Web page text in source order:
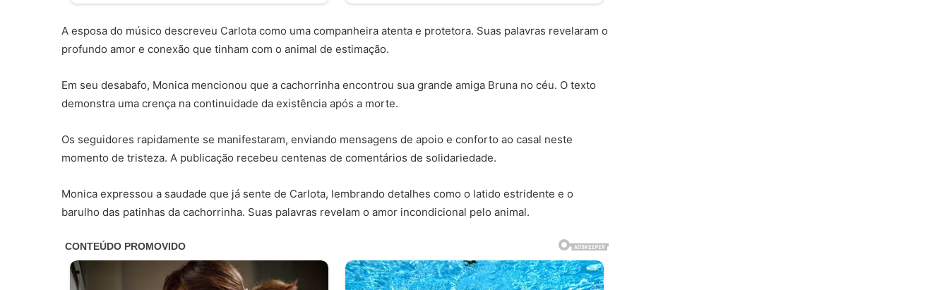
A esposa do músico descreveu Carlota como uma companheira atenta e protetora. Suas palavras revelaram o
profundo amor e conexão que tinham com o animal de estimação.
Em seu desabafo, Monica mencionou que a cachorrinha encontrou sua grande amiga Bruna no céu. O texto
demonstra uma crença na continuidade da existência após a morte.
Os seguidores rapidamente se manifestaram, enviando mensagens de apoio e conforto ao casal neste
momento de tristeza. A publicação recebeu centenas de comentários de solidariedade.
Monica expressou a saudade que já sente de Carlota, lembrando detalhes como o latido estridente e o
barulho das patinhas da cachorrinha. Suas palavras revelam o amor incondicional pelo animal.